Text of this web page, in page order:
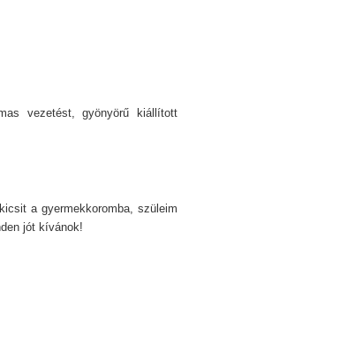
vezetést, gyönyörű kiállított
a gyermekkoromba, szüleim
jót kívánok!